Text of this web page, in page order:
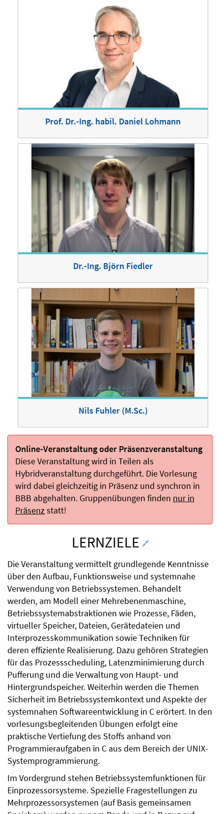
Prof. Dr.-Ing. habil. Daniel Lohmann
Dr.-Ing. Björn Fiedler
Nils Fuhler (M.Sc.)
Online-Veranstaltung oder Präsenzveranstaltung
Diese Veranstaltung wird in Teilen als
Hybridveranstaltung durchgeführt. Die Vorlesung
wird dabei gleichzeitig in Präsenz und synchron in
BBB abgehalten. Gruppenübungen finden nur in
Präsenzstatt!
LERNZIELE 🔗
Die Veranstaltung vermittelt grundlegende Kenntnisse
über den Aufbau, Funktionsweise und systemnahe
Verwendung von Betriebssystemen. Behandelt
werden, am Modell einer Mehrebenenmaschine,
Betriebssystemabstraktionen wie Prozesse, Fäden,
virtueller Speicher, Dateien, Gerätedateien und
Interprozesskommunikation sowie Techniken für
deren effiziente Realisierung. Dazu gehören Strategien
für das Prozessscheduling, Latenzminimierung durch
Pufferung und die Verwaltung von Haupt- und
Hintergrundspeicher. Weiterhin werden die Themen
Sicherheit im Betriebssystemkontext und Aspekte der
systemnahen Softwareentwicklung in C erörtert. In den
vorlesungsbegleitenden Übungen erfolgt eine
praktische Vertiefung des Stoffs anhand von
Programmieraufgaben in C aus dem Bereich der UNIX-
Systemprogrammierung.
Im Vordergrund stehen Betriebssystemfunktionen für
Einprozessorsysteme. Spezielle Fragestellungen zu
Mehrprozessorsystemen (auf Basis gemeinsamen